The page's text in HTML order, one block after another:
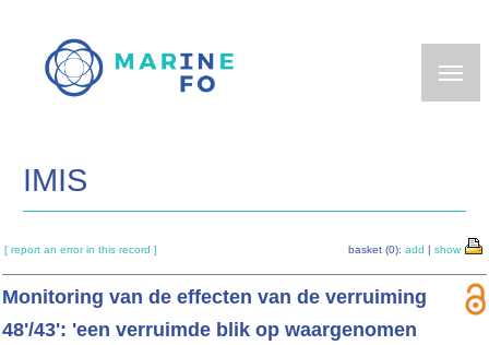
main
IMIS
[ report an error in this record ] basket (0): add show
Monitoring van de effecten van de verruiming
48'/43': 'een verruimde blik op waargenomen